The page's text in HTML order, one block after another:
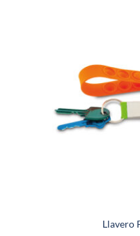
Llavero